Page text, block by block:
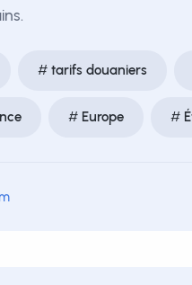
tarifs douaniers
Europe